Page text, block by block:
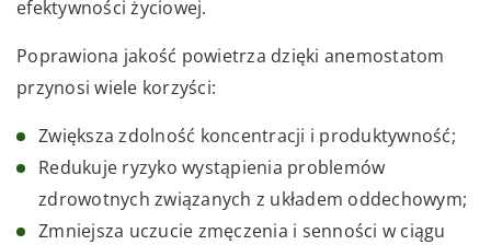
efektywności życiowej.
Poprawiona jakość powietrza dzięki anemostatom
przynosi wiele korzyści:
Zwiększa zdolność koncentracji i produktywność;
Redukuje ryzyko wystąpienia problemów
zdrowotnych związanych z układem oddechowym;
Zmniejsza uczucie zmęczenia i senności w ciągu